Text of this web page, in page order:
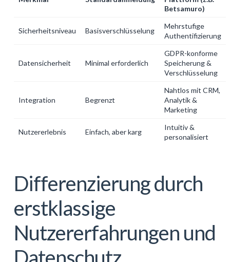
Betsamuro)
Sicherheitsniveau Basisverschlüsselung
Mehrstufige
Authentifizierung
Datensicherheit Minimal erforderlich
GDPR-konforme
Speicherung &
Verschlüsselung
Integration Begrenzt
Nahtlos mit CRM,
Analytik &
Marketing
Nutzererlebnis Einfach, aber karg
Intuitiv &
personalisiert
Differenzierung durch
erstklassige
Nutzererfahrungen und